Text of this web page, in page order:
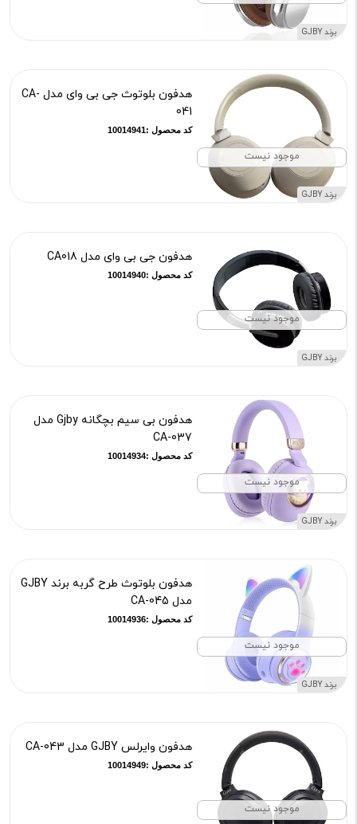
برند GJBY
موجود نیست
برند GJBY
هدفون بلوتوث جی بی وای مدل CA-
041
کد محصول :10014941
موجود نیست
برند GJBY
هدفون جی بی وای مدل CA018
کد محصول :10014940
موجود نیست
برند GJBY
هدفون بی سیم بچگانه Gjby مدل
CA-037
کد محصول :10014934
موجود نیست
برند GJBY
هدفون بلوتوث طرح گربه برند GJBY
مدل CA-045
کد محصول :10014936
موجود نیست
هدفون وایرلس GJBY مدل CA-043
کد محصول :10014949